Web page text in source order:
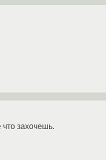
что захочешь.